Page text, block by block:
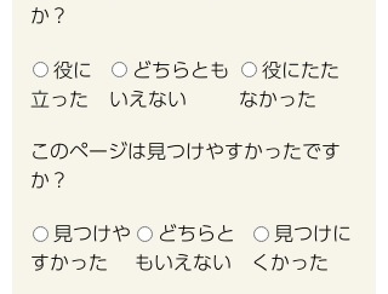
か？
役に
立った
どちらとも
いえない
役にたた
なかった
このページは見つけやすかったです
か？
見つけや
すかった
どちらと
もいえない
見つけに
くかった